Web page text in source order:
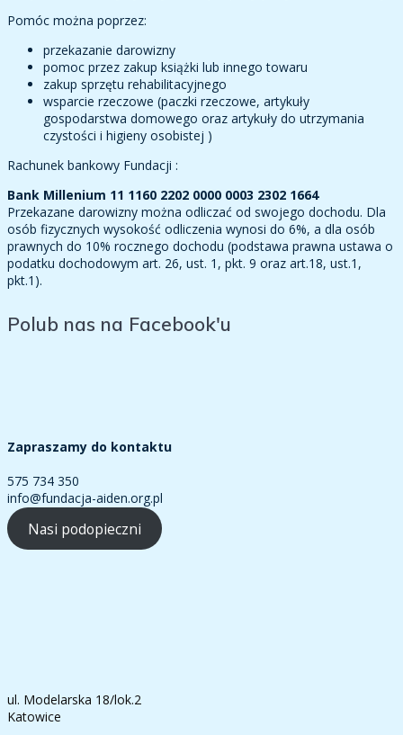
Pomóc można poprzez:
przekazanie darowizny
pomoc przez zakup książki lub innego towaru
zakup sprzętu rehabilitacyjnego
wsparcie rzeczowe (paczki rzeczowe, artykuły
gospodarstwa domowego oraz artykuły do utrzymania
czystości i higieny osobistej )
Rachunek bankowy Fundacji :
Bank Millenium 11 1160 2202 0000 0003 2302 1664
Przekazane darowizny można odliczać od swojego dochodu. Dla
osób fizycznych wysokość odliczenia wynosi do 6%, a dla osób
prawnych do 10% rocznego dochodu (podstawa prawna ustawa o
podatku dochodowym art. 26, ust. 1, pkt. 9 oraz art.18, ust.1,
pkt.1).
Polub nas na Facebook'u
Zapraszamy do kontaktu
575 734 350
info@fundacja-aiden.org.pl
Nasi podopieczni
ul. Modelarska 18/lok.2
Katowice